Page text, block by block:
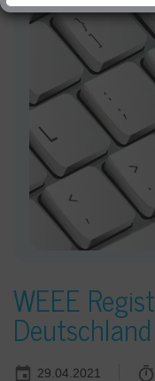
WEEE
29.04.2021